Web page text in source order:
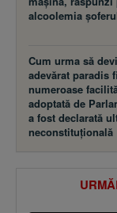
alcoolemia
Cum urma să
adevărat paradis
numeroase
adoptată de
a fost declarată
neconstituţională